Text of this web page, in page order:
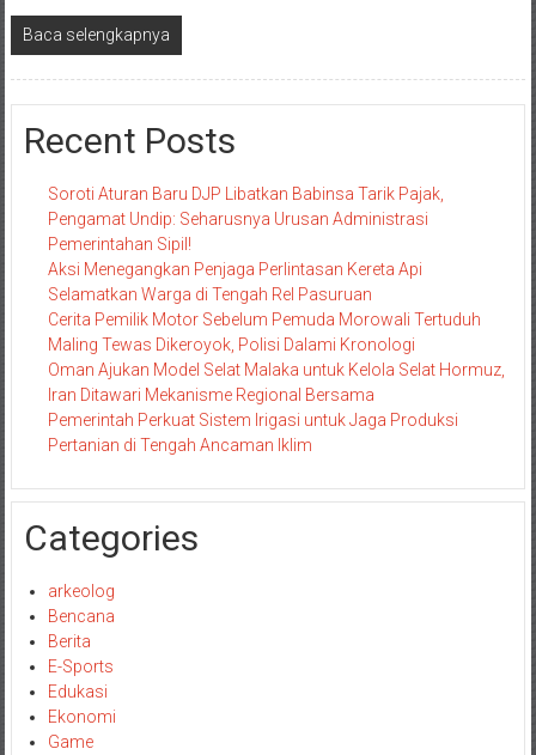
Baca selengkapnya
Recent Posts
Soroti Aturan Baru DJP Libatkan Babinsa Tarik Pajak,
Pengamat Undip: Seharusnya Urusan Administrasi
Pemerintahan Sipil!
Aksi Menegangkan Penjaga Perlintasan Kereta Api
Selamatkan Warga di Tengah Rel Pasuruan
Cerita Pemilik Motor Sebelum Pemuda Morowali Tertuduh
Maling Tewas Dikeroyok, Polisi Dalami Kronologi
Oman Ajukan Model Selat Malaka untuk Kelola Selat Hormuz,
Iran Ditawari Mekanisme Regional Bersama
Pemerintah Perkuat Sistem Irigasi untuk Jaga Produksi
Pertanian di Tengah Ancaman Iklim
Categories
arkeolog
Bencana
Berita
E-Sports
Edukasi
Ekonomi
Game